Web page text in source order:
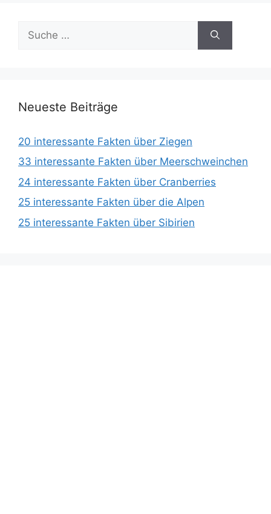
nach:
Neueste Beiträge
20 interessante Fakten über Ziegen
33 interessante Fakten über Meerschweinchen
24 interessante Fakten über Cranberries
25 interessante Fakten über die Alpen
25 interessante Fakten über Sibirien